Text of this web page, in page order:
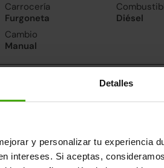
Detalles
y personalizar tu experiencia
intereses. Si aceptas,
Carrocería
Furgoneta
Diésel
Cambio
Manual
y emisiones